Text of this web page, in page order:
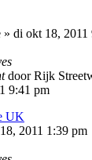
» di okt 18, 2011
doorRijk
9:41 pm
UK
2011 1:39 pm